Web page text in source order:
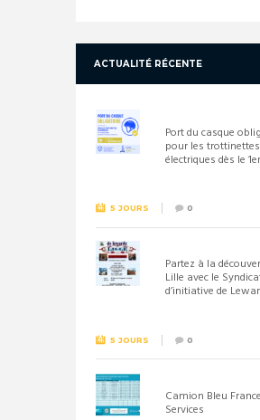
ACTUALITÉ RÉCENTE
Port du casque
pour les trottinettes
électriques dès le 1er
5 JOURS 0
Partez à la
Lille avec le
d’initiative de
5 JOURS 0
Camion Bleu France
Services